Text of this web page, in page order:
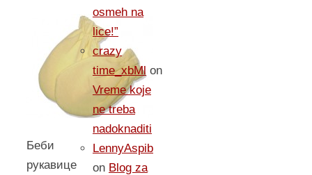
Беби
рукавице
osmeh na
lice!”
crazy
time_xbMl on
Vreme koje
ne treba
nadoknaditi
LennyAspib
on Blog za